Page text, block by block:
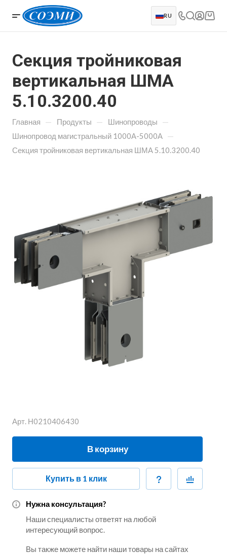
RU
Секция тройниковая
вертикальная ШМА
5.10.3200.40
Главная — Продукты — Шинопроводы —
Шинопровод магистральный 1000А-5000А —
Секция тройниковая вертикальная ШМА 5.10.3200.40
Арт. Н0210406430
В корзину
Купить в 1 клик
Нужна консультация?
Наши специалисты ответят на любой
интересующий вопрос.
Вы также можете найти наши товары на сайтах